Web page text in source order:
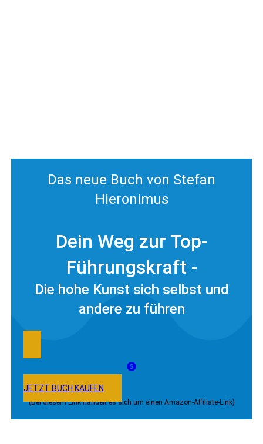
Das neue Buch von Stefan
Hieronimus
Dein Weg zur Top-
Führungskraft -
Die hohe Kunst sich selbst und
andere zu führen
JETZT BUCH KAUFEN
(Bei diesem Link handelt es sich um einen Amazon-Affiliate-Link)